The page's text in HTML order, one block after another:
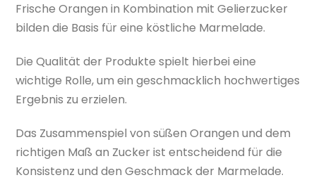
Frische Orangen in Kombination mit Gelierzucker
bilden die Basis für eine köstliche Marmelade.
Die Qualität der Produkte spielt hierbei eine
wichtige Rolle, um ein geschmacklich hochwertiges
Ergebnis zu erzielen.
Das Zusammenspiel von süßen Orangen und dem
richtigen Maß an Zucker ist entscheidend für die
Konsistenz und den Geschmack der Marmelade.